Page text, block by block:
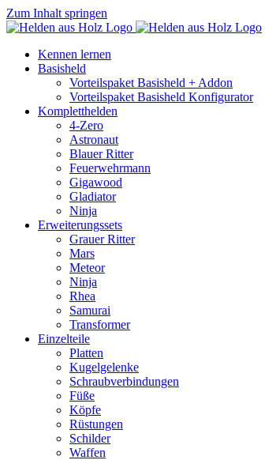
Zum Inhalt springen
Kennen lernen
Basisheld
Vorteilspaket Basisheld + Addon
Vorteilspaket Basisheld Konfigurator
Kompletthelden
4-Zero
Astronaut
Blauer Ritter
Feuerwehrmann
Gigawood
Gladiator
Ninja
Erweiterungssets
Grauer Ritter
Mars
Meteor
Ninja
Rhea
Samurai
Transformer
Einzelteile
Platten
Kugelgelenke
Schraubverbindungen
Füße
Köpfe
Rüstungen
Schilder
Waffen